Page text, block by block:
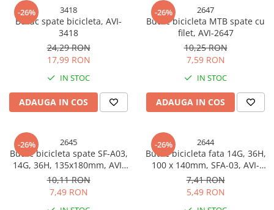
Lanterne
Lustre si pendule
Prelungitoare
Noptiere
Perii, trimere si clesti animale
Zgarzi, lese si hamuri
Produse ingrijire incaltaminte si
-26% 3418
Butuc spate bicicleta, AVI-
3418
24,29 RON
17,99 RON
IN STOC
ADAUGA IN COS
-26% 2647
Butuc bicicleta MTB spate cu
filet, AVI-2647
10,25 RON
7,59 RON
IN STOC
ADAUGA IN COS
-26% 2645
Butuc bicicleta spate SF-A03,
14G, 36H, 135x180mm, AVI-
2645
10,11 RON
7,49 RON
-26% 2644
Butuc bicicleta fata 14G, 36H,
100 x 140mm, SFA-03, AVI-
2644
7,41 RON
5,49 RON